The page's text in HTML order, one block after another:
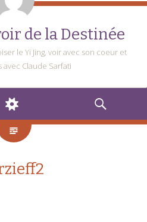
de la Destinée
le Yi Jing, voir avec son coeur et
avec Claude Sarfati